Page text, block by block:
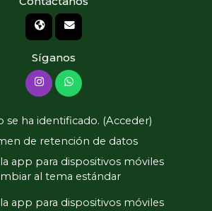
Síganos
se ha identificado. (Acceder)
de retención de datos
app para dispositivos móviles
al tema estándar
app para dispositivos móviles